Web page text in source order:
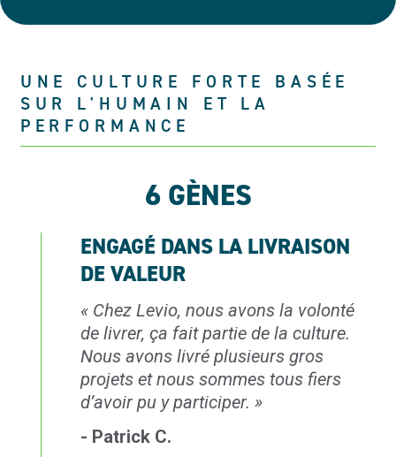
UNE CULTURE FORTE BASÉE
SUR L'HUMAIN ET LA
PERFORMANCE
6 GÈNES
ENGAGÉ DANS LA LIVRAISON
DE VALEUR
« Chez Levio, nous avons la volonté
de livrer, ça fait partie de la culture.
Nous avons livré plusieurs gros
projets et nous sommes tous fiers
d’avoir pu y participer. »
- Patrick C.